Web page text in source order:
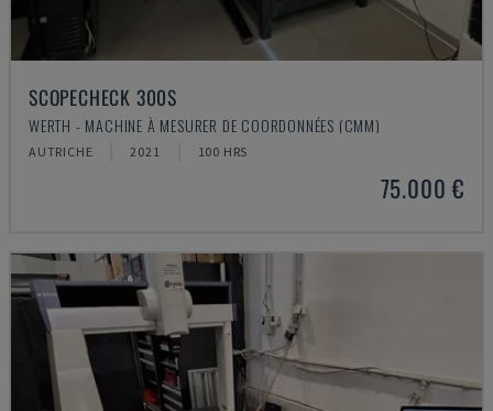
SCOPECHECK 300S
WERTH - MACHINE À MESURER DE COORDONNÉES (CMM)
AUTRICHE 2021 100 HRS
75.000 €